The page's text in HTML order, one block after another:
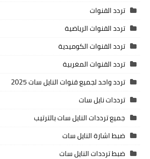
تردد القنوات
تردد القنوات الرياضية
تردد القنوات الكوميدية
تردد القنوات المغربية
تردد واحد لجميع قنوات النايل سات 2025
ترددات نايل سات
جميع ترددات النايل سات بالترتيب
ضبط اشارة النايل سات
ضبط ترددات النايل سات